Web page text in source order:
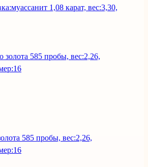
1,08 карат, вес:3,30,
585 пробы, вес:2,26,